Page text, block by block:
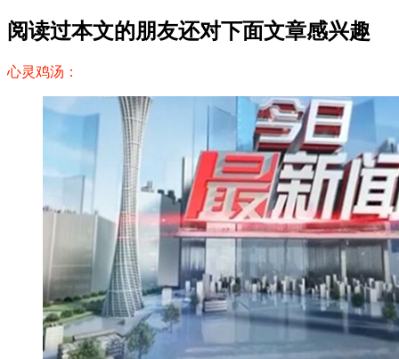
阅读过本文的朋友还对下面文章感兴趣
心灵鸡汤：